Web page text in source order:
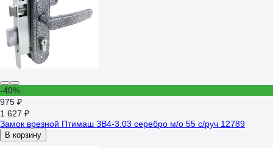
-40%
975 ₽
1 627 ₽
Замок врезной Птимаш ЗВ4-3.03 серебро м/о 55 с/руч 12789
В корзину